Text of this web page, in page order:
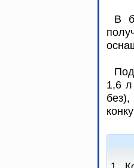
В
1,6 л